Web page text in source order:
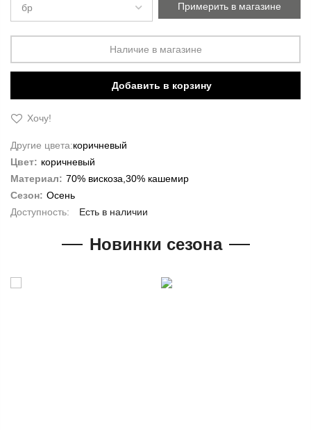
Примерить в магазине
Наличие в магазине
Добавить в корзину
Хочу!
Другие цвета:коричневый
Цвет: коричневый
Материал: 70% вискоза,30% кашемир
Сезон: Осень
Есть в наличии
Новинки сезона